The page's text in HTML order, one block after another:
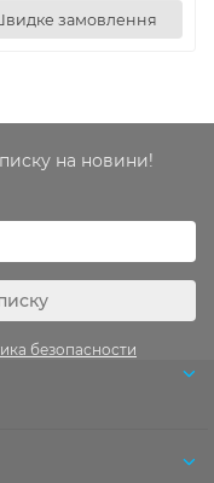
замовлення
на новини!
безопасности